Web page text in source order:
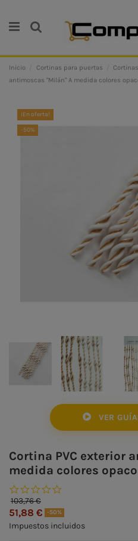
Inicio Cortinas para puertas Cortinas
antimoscas "Milán" A medida colores
¡En oferta!
-50%
VER
Cortina PVC exterior
medida colores
103,76 €
51,88 € -50%
Impuestos incluidos